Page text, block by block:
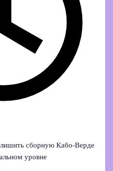
сборную Кабо-Верде
уровне